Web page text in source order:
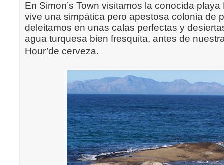
En Simon’s Town visitamos la conocida
vive una simpática pero apestosa colonia de
deleitamos en unas calas perfectas y
agua turquesa bien fresquita, antes de
Hour’de cerveza.